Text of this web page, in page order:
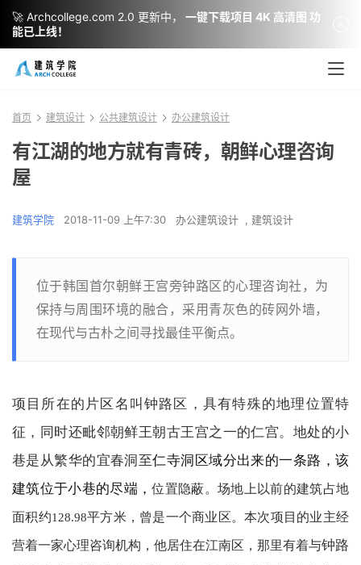
首页 建筑设计 公共建筑设计 办公建筑设计
有江湖的地方就有青砖，朝鲜心理咨询
屋
建筑学院 2018-11-09 上午7:30 办公建筑设计 , 建筑设计
位于韩国首尔朝鲜王宫旁钟路区的心理咨询社，为
保持与周围环境的融合，采用青灰色的砖网外墙，
在现代与古朴之间寻找最佳平衡点。
项目所在的片区名叫钟路区，具有特殊的地理位置特
征，同时还毗邻朝鲜王朝古王宫之一的仁宫。地处的小
巷是从繁华的宜春洞至仁寺洞区域分出来的一条路，该
建筑位于小巷的尽端，位置隐蔽。场地上以前的建筑占地
面积约128.98平方米，曾是一个商业区。本次项目的业主经
营着一家心理咨询机构，他居住在江南区，那里有着与钟路
🚀 Archcollege.com 2.0 更新中，
一键下载项目 4K 高清图 功
能已上线！